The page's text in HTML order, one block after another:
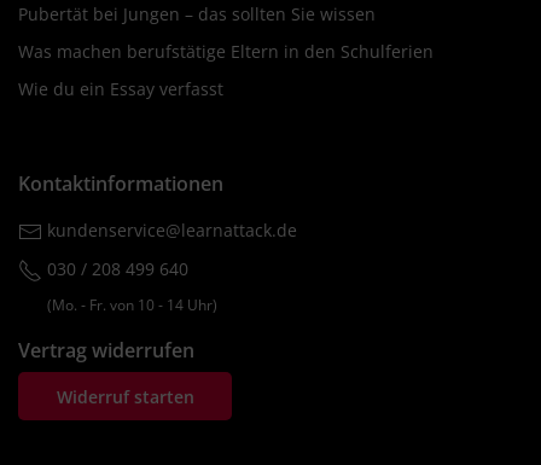
Pubertät bei Jungen – das sollten Sie wissen
Was machen berufstätige Eltern in den Schulferien
Wie du ein Essay verfasst
Kontaktinformationen
kundenservice@learnattack.de
030 / 208 499 640
(Mo. ‐ Fr. von 10 ‐ 14 Uhr)
Vertrag widerrufen
Widerruf starten